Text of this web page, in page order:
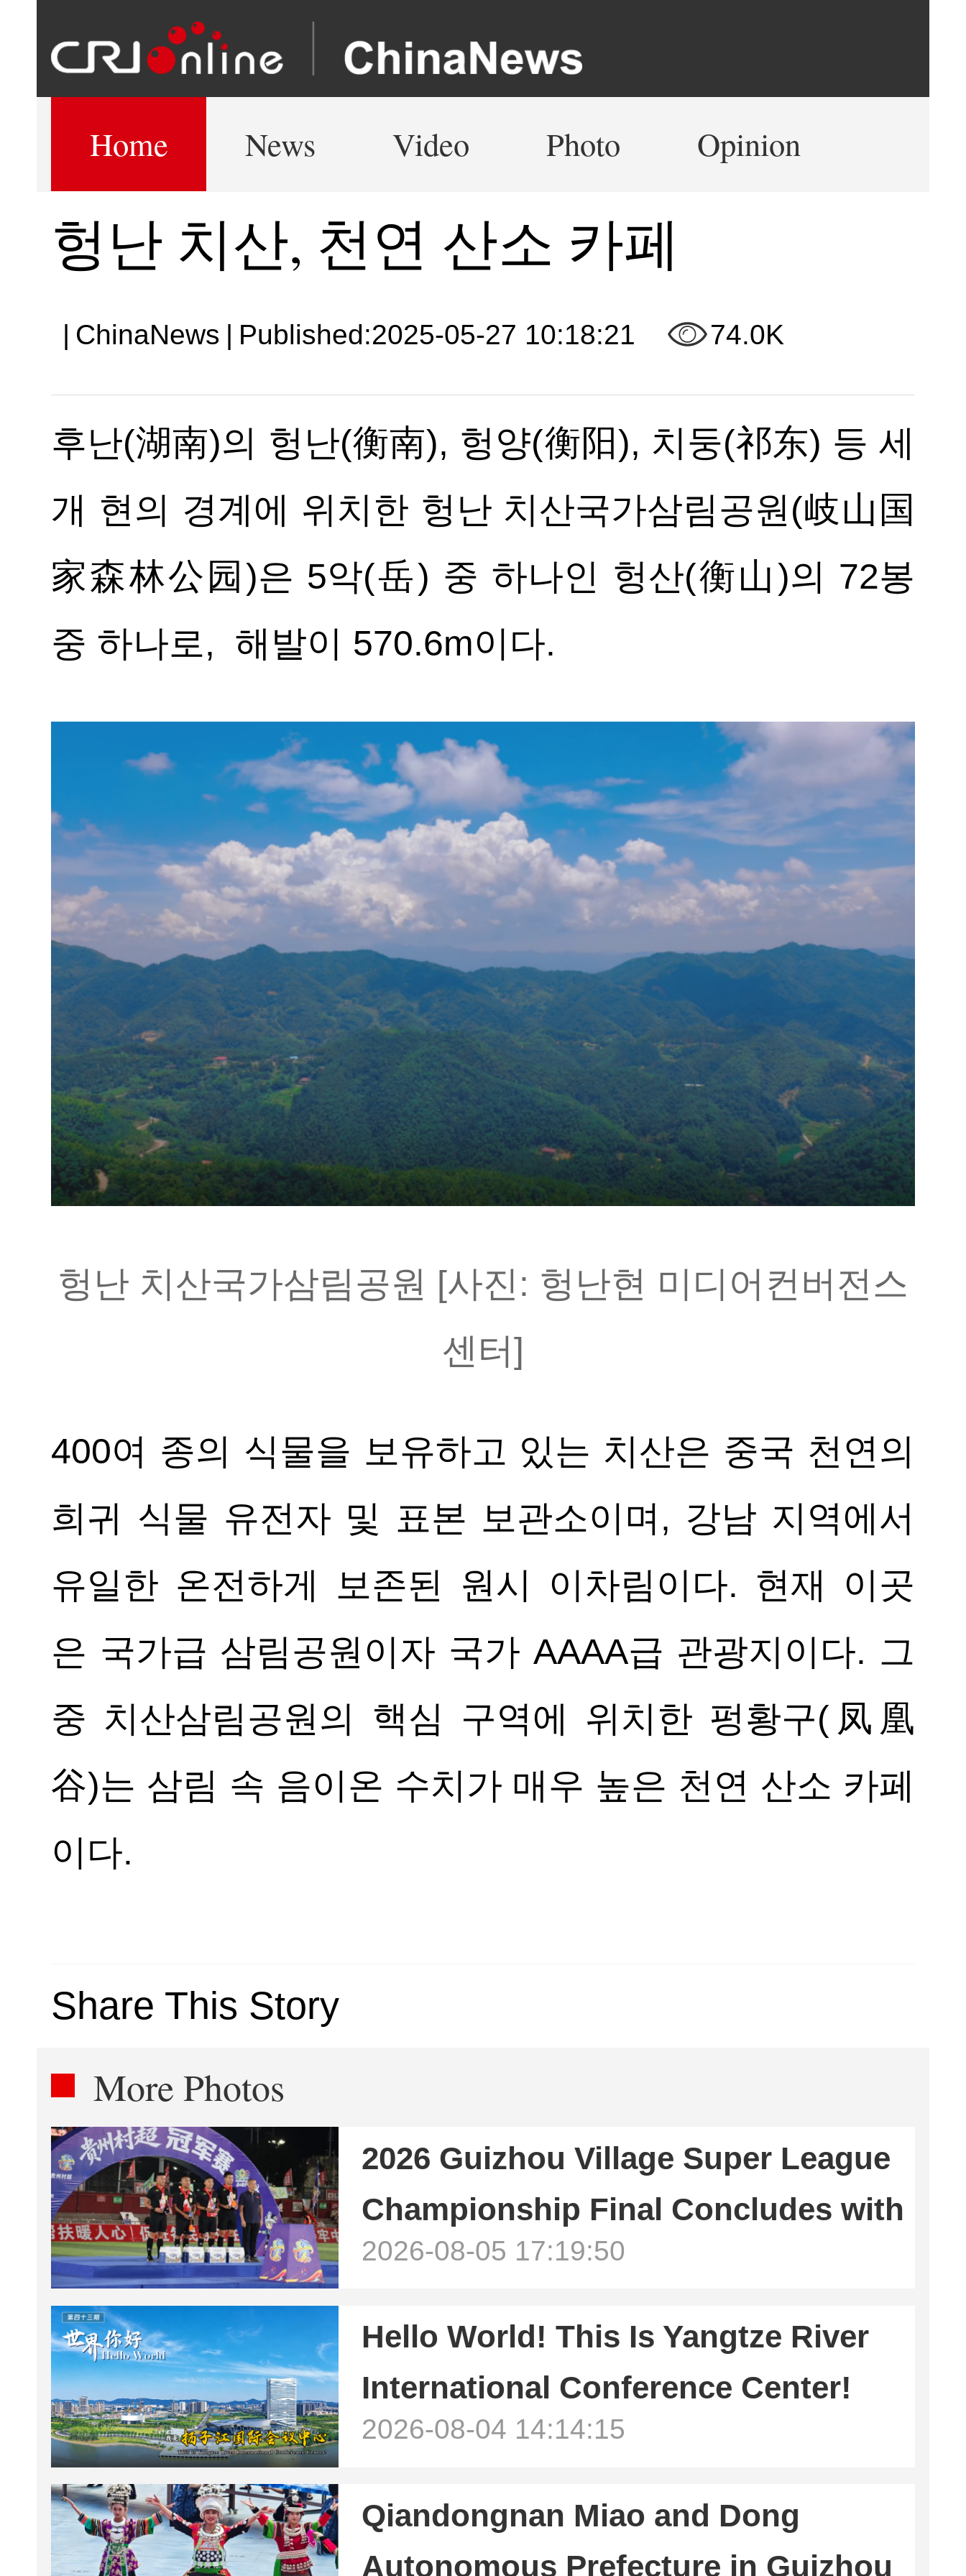
Home News Video Photo Opinion
헝난 치산, 천연 산소 카페
| ChinaNews | Published:2025-05-27 10:18:21 74.0K
후난(湖南)의 헝난(衡南), 헝양(衡阳), 치둥(祁东) 등 세
개 현의 경계에 위치한 헝난 치산국가삼림공원(岐山国
家森林公园)은 5악(岳) 중 하나인 헝산(衡山)의 72봉
중 하나로, 해발이 570.6m이다.
헝난 치산국가삼림공원 [사진: 헝난현 미디어컨버전스
센터]
400여 종의 식물을 보유하고 있는 치산은 중국 천연의
희귀 식물 유전자 및 표본 보관소이며, 강남 지역에서
유일한 온전하게 보존된 원시 이차림이다. 현재 이곳
은 국가급 삼림공원이자 국가 AAAA급 관광지이다. 그
중 치산삼림공원의 핵심 구역에 위치한 펑황구(凤凰
谷)는 삼림 속 음이온 수치가 매우 높은 천연 산소 카페
이다.
Share This Story
More Photos
2026 Guizhou Village Super League
Championship Final Concludes with
Qiandongnan Team Winning the
2026-08-05 17:19:50
Hello World! This Is Yangtze River
International Conference Center!
2026-08-04 14:14:15
Qiandongnan Miao and Dong
Autonomous Prefecture in Guizhou